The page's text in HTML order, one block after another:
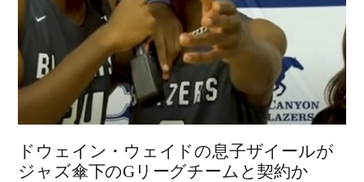
ドウェイン・ウェイドの息子ザイールが
ジャズ傘下のGリーグチームと契約か